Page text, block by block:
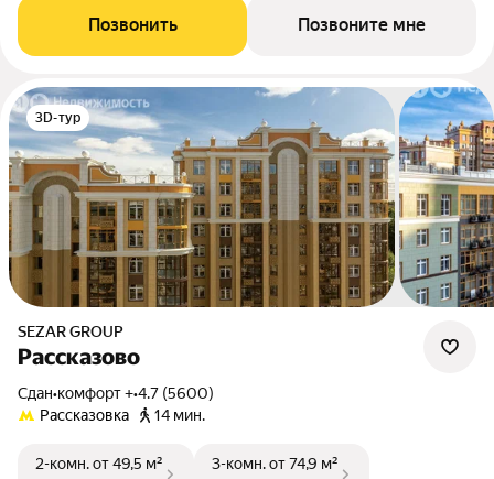
Позвонить Позвоните мне
3D-тур
SEZAR GROUP
Рассказово
Сдан•комфорт +•4.7 (5600)
Рассказовка
14 мин.
2-комн.от 49,5 м²
3-комн.от 74,9 м²